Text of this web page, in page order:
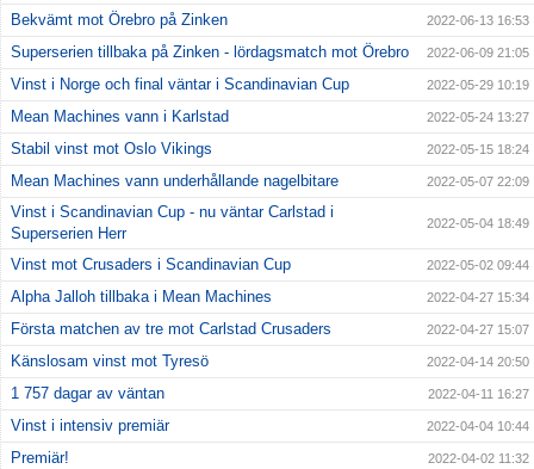
Bekvämt mot Örebro på Zinken 2022-06-13 16:53
Superserien tillbaka på Zinken - lördagsmatch mot Örebro 2022-06-09 21:05
Vinst i Norge och final väntar i Scandinavian Cup 2022-05-29 10:19
Mean Machines vann i Karlstad 2022-05-24 13:27
Stabil vinst mot Oslo Vikings 2022-05-15 18:24
Mean Machines vann underhållande nagelbitare 2022-05-07 22:09
Vinst i Scandinavian Cup - nu väntar Carlstad i
Superserien Herr
2022-05-04 18:49
Vinst mot Crusaders i Scandinavian Cup 2022-05-02 09:44
Alpha Jalloh tillbaka i Mean Machines 2022-04-27 15:34
Första matchen av tre mot Carlstad Crusaders 2022-04-27 15:07
Känslosam vinst mot Tyresö 2022-04-14 20:50
1 757 dagar av väntan 2022-04-11 16:27
Vinst i intensiv premiär 2022-04-04 10:44
Premiär! 2022-04-02 11:32